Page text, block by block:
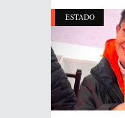
ESTADO